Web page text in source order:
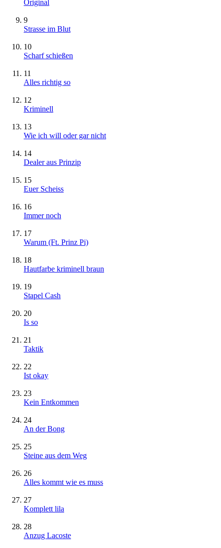
Original
9
Strasse im Blut
10
Scharf schießen
11
Alles richtig so
12
Kriminell
13
Wie ich will oder gar nicht
14
Dealer aus Prinzip
15
Euer Scheiss
16
Immer noch
17
Warum (Ft. Prinz Pi)
18
Hautfarbe kriminell braun
19
Stapel Cash
20
Is so
21
Taktik
22
Ist okay
23
Kein Entkommen
24
An der Bong
25
Steine aus dem Weg
26
Alles kommt wie es muss
27
Komplett lila
28
Anzug Lacoste